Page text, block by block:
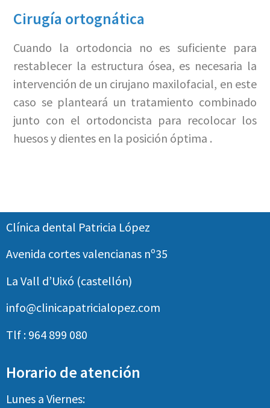
Cirugía ortognática
Cuando la ortodoncia no es suficiente para
restablecer la estructura ósea, es necesaria la
intervención de un cirujano maxilofacial, en este
caso se planteará un tratamiento combinado
junto con el ortodoncista para recolocar los
huesos y dientes en la posición óptima .
Clínica dental Patricia López
Avenida cortes valencianas nº35
La Vall d’Uixó (castellón)
info@clinicapatricialopez.com
Tlf : 964 899 080
Horario de atención
Lunes a Viernes: